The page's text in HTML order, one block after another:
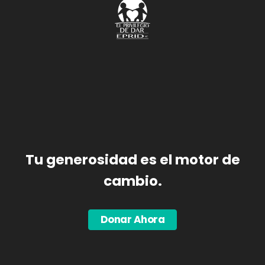
Tu generosidad es el motor de
cambio.